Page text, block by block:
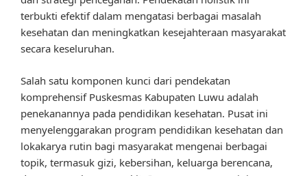
terbukti efektif dalam mengatasi berbagai masalah
kesehatan dan meningkatkan kesejahteraan masyarakat
secara keseluruhan.
Salah satu komponen kunci dari pendekatan
komprehensif Puskesmas Kabupaten Luwu adalah
penekanannya pada pendidikan kesehatan. Pusat ini
menyelenggarakan program pendidikan kesehatan dan
lokakarya rutin bagi masyarakat mengenai berbagai
topik, termasuk gizi, kebersihan, keluarga berencana,